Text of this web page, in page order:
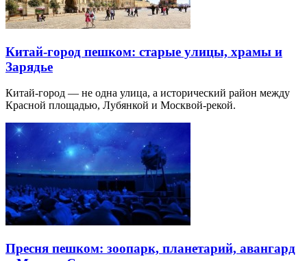
Китай-город пешком: старые улицы, храмы и
Зарядье
Китай-город — не одна улица, а исторический район между
Красной площадью, Лубянкой и Москвой-рекой.
Пресня пешком: зоопарк, планетарий, авангард